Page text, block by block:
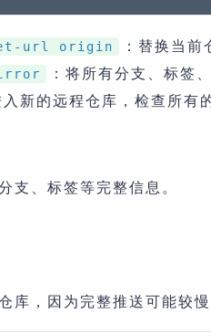
url origin ：替换当前
：将所有分支、标签
入新的远程仓库，检查所
支、标签等完整信息。
库，因为完整推送可能较慢